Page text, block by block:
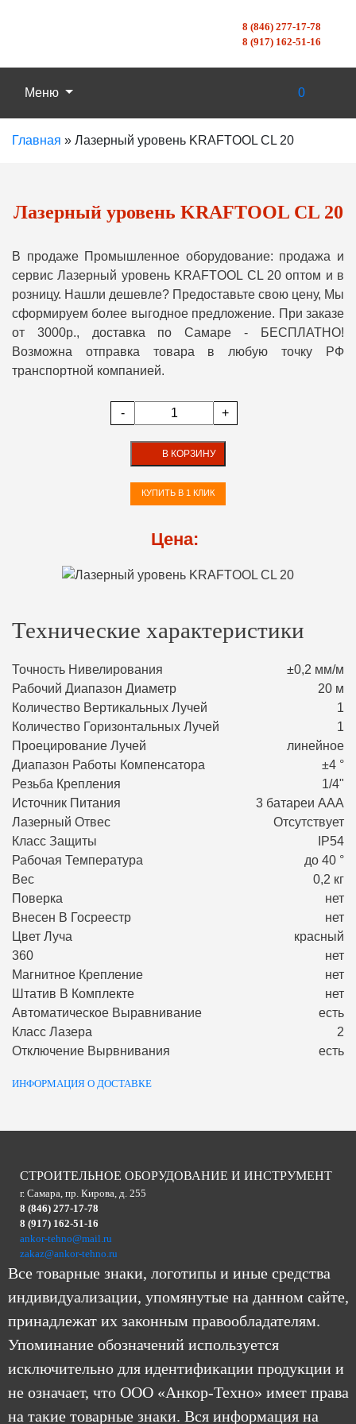
8 (846) 277-17-78
8 (917) 162-51-16
Меню 0
Главная » Лазерный уровень KRAFTOOL CL 20
Лазерный уровень KRAFTOOL CL 20
В продаже Промышленное оборудование: продажа и
сервис Лазерный уровень KRAFTOOL CL 20 оптом и в
розницу. Нашли дешевле? Предоставьте свою цену, Мы
сформируем более выгодное предложение. При заказе
от 3000р., доставка по Самаре - БЕСПЛАТНО!
Возможна отправка товара в любую точку РФ
транспортной компанией.
- +
В КОРЗИНУ
КУПИТЬ В 1 КЛИК
Цена:
Технические характеристики
Точность Нивелирования
±0,2 мм/м
Рабочий Диапазон Диаметр
20 м
Количество Вертикальных Лучей
1
Количество Горизонтальных Лучей
1
Проецирование Лучей
линейное
Диапазон Работы Компенсатора
±4 °
Резьба Крепления
1/4"
Источник Питания
3 батареи ААA
Лазерный Отвес
Отсутствует
Класс Защиты
IP54
Рабочая Температура
до 40 °
Вес
0,2 кг
Поверка
нет
Внесен В Госреестр
нет
Цвет Луча
красный
360
нет
Магнитное Крепление
нет
Штатив В Комплекте
нет
Автоматическое Выравнивание
есть
Класс Лазера
2
Отключение Вырвнивания
есть
ИНФОРМАЦИЯ О ДОСТАВКЕ
СТРОИТЕЛЬНОЕ ОБОРУДОВАНИЕ И ИНСТРУМЕНТ
г. Самара, пр. Кирова, д. 255
8 (846) 277-17-78
8 (917) 162-51-16
ankor-tehno@mail.ru
zakaz@ankor-tehno.ru
Все товарные знаки, логотипы и иные средства
индивидуализации, упомянутые на данном сайте,
принадлежат их законным правообладателям.
Упоминание обозначений используется
исключительно для идентификации продукции и
не означает, что ООО «Анкор-Техно» имеет права
на такие товарные знаки. Вся информация на